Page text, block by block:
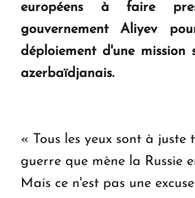
ouvrira ses portes à Dilijan
européens à faire
gouvernement Aliyev
déploiement d'une
azerbaïdjanais.
« Tous les yeux sont à juste
guerre que mène la Russie
Mais ce n'est pas une